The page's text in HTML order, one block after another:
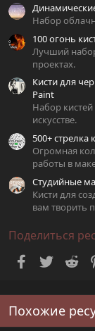
Набор
100 огонь
Лучший
проектах.
Кисти для
Paint
Набор
искусстве.
500+ стрелка
Огромная
работы в
Студийные
Кисти для
вам творить
Поделиться
Facebook
Twitter
Похожие